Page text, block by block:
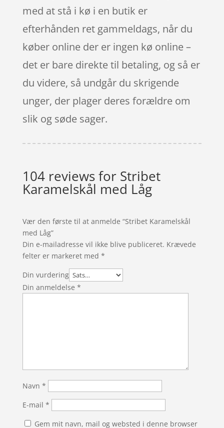
med at stå i kø i en butik er
efterhånden ret gammeldags, når du
køber online der er ingen kø online –
det er bare direkte til betaling, og så er
du videre, så undgår du skrigende
unger, der plager deres forældre om
slik og søde sager.
104 reviews for Stribet
Karamelskål med Låg
Vær den første til at anmelde “Stribet Karamelskål
med Låg”
Din e-mailadresse vil ikke blive publiceret. Krævede
felter er markeret med *
Din vurdering
Din anmeldelse *
Navn *
E-mail *
Gem mit navn, mail og websted i denne browser